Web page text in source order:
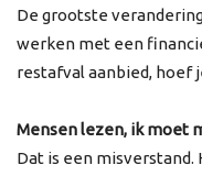
De grootste
werken met een
restafval aanbied, hoef
Mensen lezen, ik moet
Dat is een misverstand.